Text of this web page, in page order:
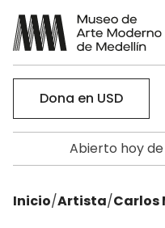
Dona en USD
Abierto hoy de
Inicio/Artista/Carlos